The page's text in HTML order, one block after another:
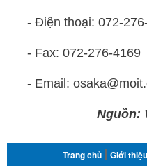
- Điện thoại: 072-
- Fax: 072-276-4169
- Email:
Nguồn:
MENU
Trang chủ Giới